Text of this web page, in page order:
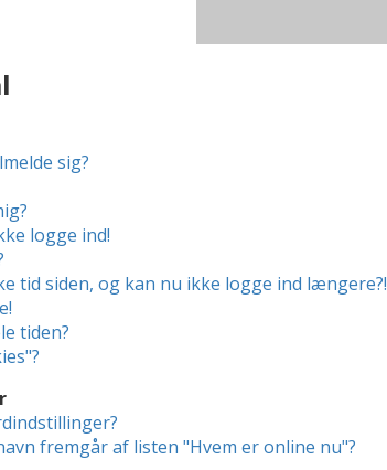
sig?
logge ind!
tid siden, og kan nu ikke logge ind længere?!
tiden?
fremgår af listen "Hvem er online nu"?